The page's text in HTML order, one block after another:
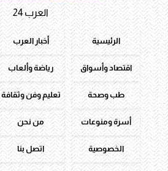
العرب 24
الرئيسية أخبار العرب
اقتصاد وأسواق رياضة وألعاب
طب وصحة تعليم وفن وثقافة
أسرة ومنوعات من نحن
الخصوصية اتصل بنا